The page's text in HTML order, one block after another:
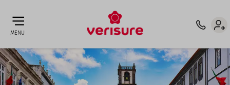
menu
MENU